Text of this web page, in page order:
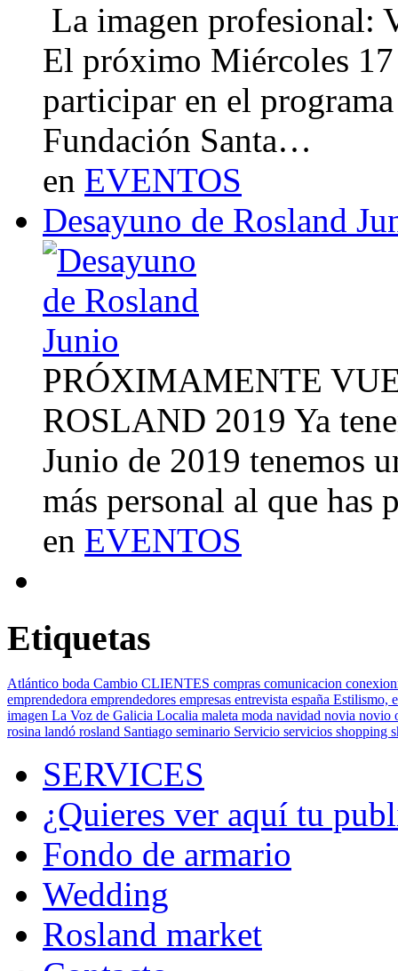
La imagen profesional:
El próximo Miércoles
participar en el
Fundación Santa…
en EVENTOS
Desayuno de Rosland
PRÓXIMAMENTE
ROSLAND 2019 Ya
Junio de 2019 tenemos
más personal al que
en EVENTOS
Etiquetas
Atlántico boda Cambio CLIENTES compras comunicacion
emprendedora emprendedores empresas entrevista españa Estilismo,
imagen La Voz de Galicia Localia maleta moda navidad novia novio
rosina landó rosland Santiago seminario Servicio servicios shopping
SERVICES
¿Quieres ver aquí tu
Fondo de armario
Wedding
Rosland market